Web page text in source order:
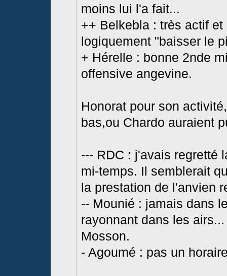
moins lui l'a fait...
++ Belkebla : très actif
logiquement "baisser le
+ Hérelle : bonne 2nde
offensive angevine.
Honorat pour son
bas,ou Chardo auraient
--- RDC : j'avais regretté
mi-temps. Il semblerait
la prestation de l'anvien
-- Mounié : jamais dans
rayonnant dans les
Mosson.
- Agoumé : pas un